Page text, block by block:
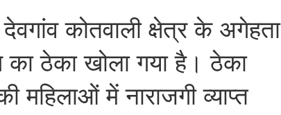
कोतवाली क्षेत्र के अगेहता
का ठेका खोला गया है। ठेका
में नाराजगी व्याप्त